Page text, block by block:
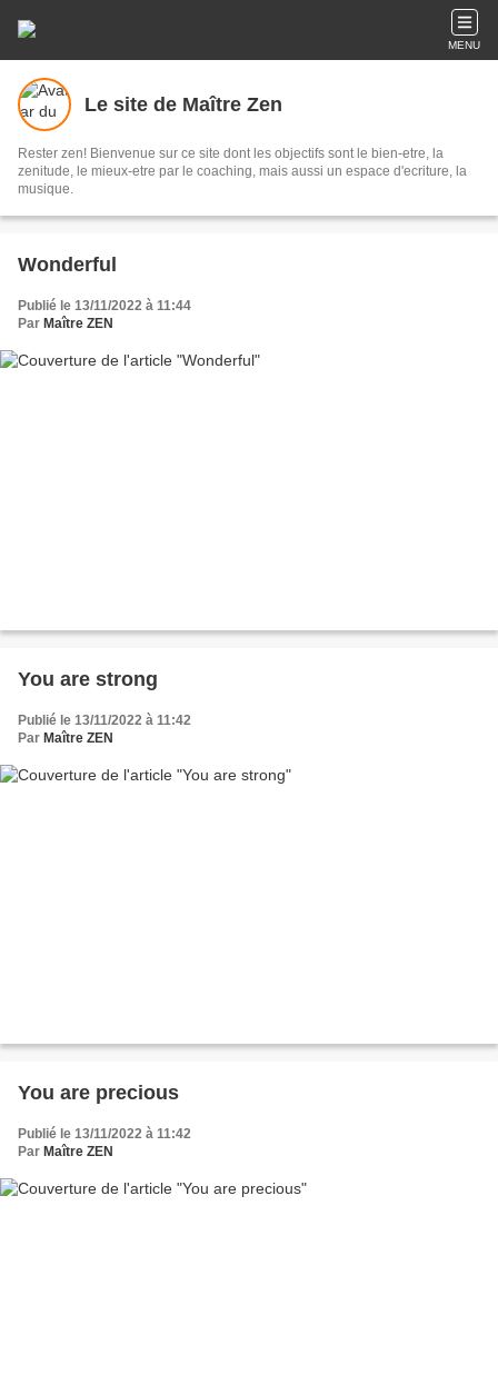
MENU
Le site de Maître Zen
Rester zen! Bienvenue sur ce site dont les objectifs sont le bien-etre, la
zenitude, le mieux-etre par le coaching, mais aussi un espace d'ecriture, la
musique.
Wonderful
Publié le 13/11/2022 à 11:44
Par Maître ZEN
You are strong
Publié le 13/11/2022 à 11:42
Par Maître ZEN
You are precious
Publié le 13/11/2022 à 11:42
Par Maître ZEN